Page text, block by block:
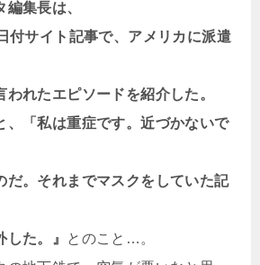
編集長は、
付サイト記事で、アメリカに派遣
れたエピソードを紹介した。
、「私は重症です。近づかないで
だ。それまでマスクをしていた記
た。』
とのこと…。